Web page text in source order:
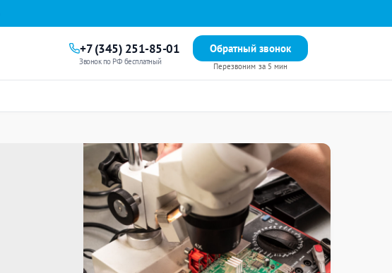
+7 (345) 251-85-01
Звонок по РФ бесплатный
Обратный звонок
Перезвоним за 5 мин